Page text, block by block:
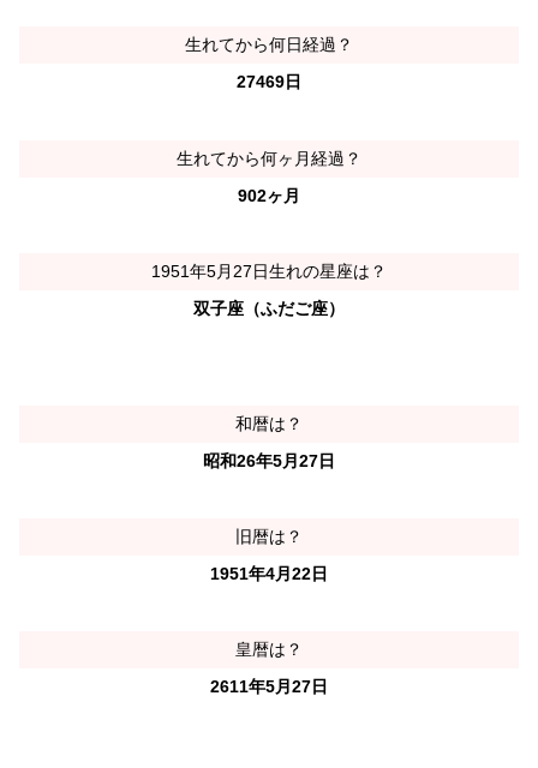
生れてから何日経過？
27469日
生れてから何ヶ月経過？
902ヶ月
1951年5月27日生れの星座は？
双子座（ふだご座）
和暦は？
昭和26年5月27日
旧暦は？
1951年4月22日
皇暦は？
2611年5月27日